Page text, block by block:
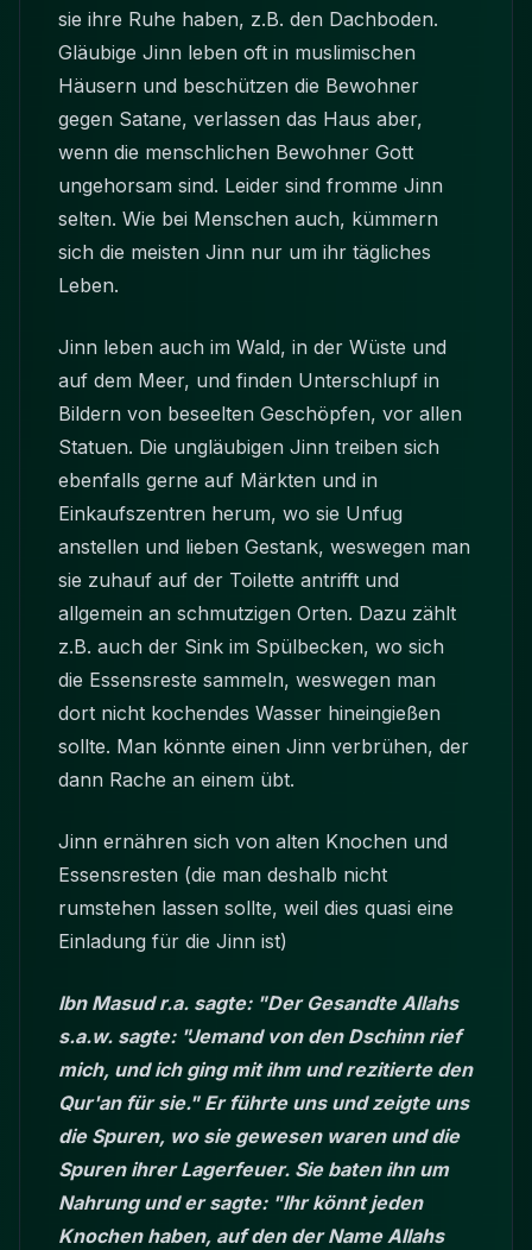
sie ihre Ruhe haben, z.B. den Dachboden.
Gläubige Jinn leben oft in muslimischen
Häusern und beschützen die Bewohner
gegen Satane, verlassen das Haus aber,
wenn die menschlichen Bewohner Gott
ungehorsam sind. Leider sind fromme Jinn
selten. Wie bei Menschen auch, kümmern
sich die meisten Jinn nur um ihr tägliches
Leben.
Jinn leben auch im Wald, in der Wüste und
auf dem Meer, und finden Unterschlupf in
Bildern von beseelten Geschöpfen, vor allen
Statuen. Die ungläubigen Jinn treiben sich
ebenfalls gerne auf Märkten und in
Einkaufszentren herum, wo sie Unfug
anstellen und lieben Gestank, weswegen man
sie zuhauf auf der Toilette antrifft und
allgemein an schmutzigen Orten. Dazu zählt
z.B. auch der Sink im Spülbecken, wo sich
die Essensreste sammeln, weswegen man
dort nicht kochendes Wasser hineingießen
sollte. Man könnte einen Jinn verbrühen, der
dann Rache an einem übt.
Jinn ernähren sich von alten Knochen und
Essensresten (die man deshalb nicht
rumstehen lassen sollte, weil dies quasi eine
Einladung für die Jinn ist)
Ibn Masud r.a. sagte: "Der Gesandte Allahs
s.a.w. sagte: "Jemand von den Dschinn rief
mich, und ich ging mit ihm und rezitierte den
Qur'an für sie." Er führte uns und zeigte uns
die Spuren, wo sie gewesen waren und die
Spuren ihrer Lagerfeuer. Sie baten ihn um
Nahrung und er sagte: "Ihr könnt jeden
Knochen haben, auf den der Name Allahs